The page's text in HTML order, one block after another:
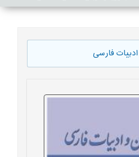
فارسی